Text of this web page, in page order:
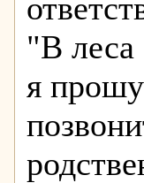
"В леса
я